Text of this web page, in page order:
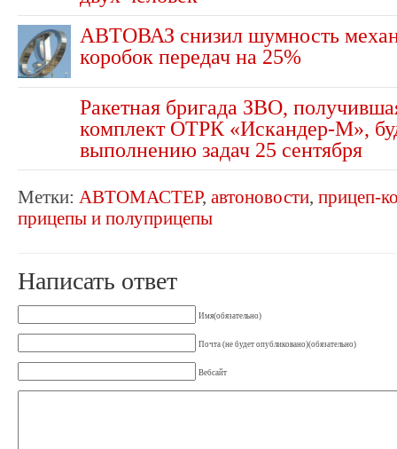
АВТОВАЗ снизил шумность
коробок передач на 25%
Ракетная бригада ЗВО,
комплект ОТРК «Искандер-М»,
выполнению задач 25 сентября
Метки: АВТОМАСТЕР, автоновости, прицеп-
прицепы и полуприцепы
Написать ответ
Имя(обязательно)
Почта (не будет опубликовано)(обязательно)
Вебсайт